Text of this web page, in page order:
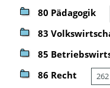
80 Pädagogik
83
85
86 Recht